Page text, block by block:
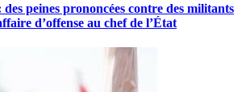
peines prononcées contre des militants
d’offense au chef de l’État